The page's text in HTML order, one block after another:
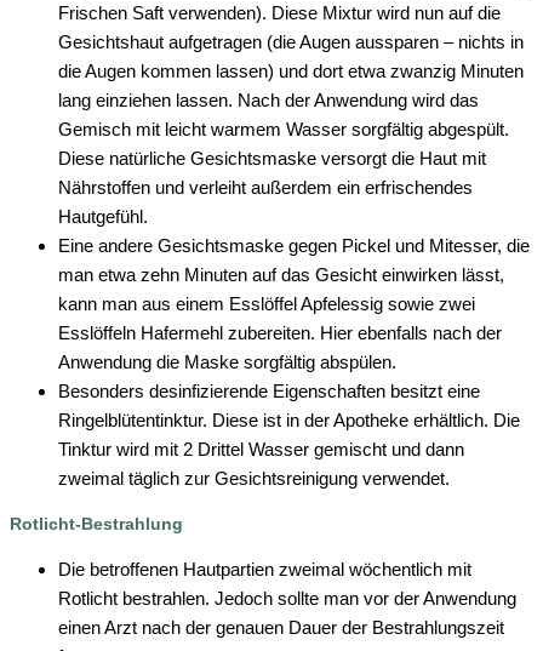
Frischen Saft verwenden). Diese Mixtur wird nun auf die
Gesichtshaut aufgetragen (die Augen aussparen – nichts in
die Augen kommen lassen) und dort etwa zwanzig Minuten
lang einziehen lassen. Nach der Anwendung wird das
Gemisch mit leicht warmem Wasser sorgfältig abgespült.
Diese natürliche Gesichtsmaske versorgt die Haut mit
Nährstoffen und verleiht außerdem ein erfrischendes
Hautgefühl.
Eine andere Gesichtsmaske gegen Pickel und Mitesser, die
man etwa zehn Minuten auf das Gesicht einwirken lässt,
kann man aus einem Esslöffel Apfelessig sowie zwei
Esslöffeln Hafermehl zubereiten. Hier ebenfalls nach der
Anwendung die Maske sorgfältig abspülen.
Besonders desinfizierende Eigenschaften besitzt eine
Ringelblütentinktur. Diese ist in der Apotheke erhältlich. Die
Tinktur wird mit 2 Drittel Wasser gemischt und dann
zweimal täglich zur Gesichtsreinigung verwendet.
Rotlicht-Bestrahlung
Die betroffenen Hautpartien zweimal wöchentlich mit
Rotlicht bestrahlen. Jedoch sollte man vor der Anwendung
einen Arzt nach der genauen Dauer der Bestrahlungszeit